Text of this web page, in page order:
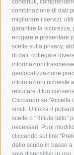
combinazione di dati
migliorare i servizi,
garantire la sicurezza,
erogare e presentare
scelte sulla privacy,
di dati, collegare
informazioni
geolocalizzazione
informazioni richieste
revocare il tuo
Cliccando su "Accetta
simili. Utilizza il
scelte o "Rifiuta tutto"
necessari. Puoi
cliccando sul link
dello scudo in basso
costiera amalfitana
fondazione
lavori
lorenzo
massimo coppola
penisola sorrentina
protezione civile
sindaco cuomo
turismo
Vico